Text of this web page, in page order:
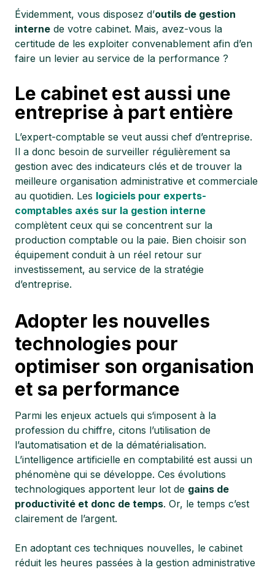
Évidemment, vous disposez d’outils de gestion
interne de votre cabinet. Mais, avez-vous la
certitude de les exploiter convenablement afin d’en
faire un levier au service de la performance ?
Le cabinet est aussi une
entreprise à part entière
L’expert-comptable se veut aussi chef d’entreprise.
Il a donc besoin de surveiller régulièrement sa
gestion avec des indicateurs clés et de trouver la
meilleure organisation administrative et commerciale
au quotidien. Les logiciels pour experts-
comptables axés sur la gestion interne
complètent ceux qui se concentrent sur la
production comptable ou la paie. Bien choisir son
équipement conduit à un réel retour sur
investissement, au service de la stratégie
d’entreprise.
Adopter les nouvelles
technologies pour
optimiser son organisation
et sa performance
Parmi les enjeux actuels qui s‘imposent à la
profession du chiffre, citons l’utilisation de
l’automatisation et de la dématérialisation.
L’intelligence artificielle en comptabilité est aussi un
phénomène qui se développe. Ces évolutions
technologiques apportent leur lot de gains de
productivité et donc de temps. Or, le temps c’est
clairement de l’argent.
En adoptant ces techniques nouvelles, le cabinet
réduit les heures passées à la gestion administrative